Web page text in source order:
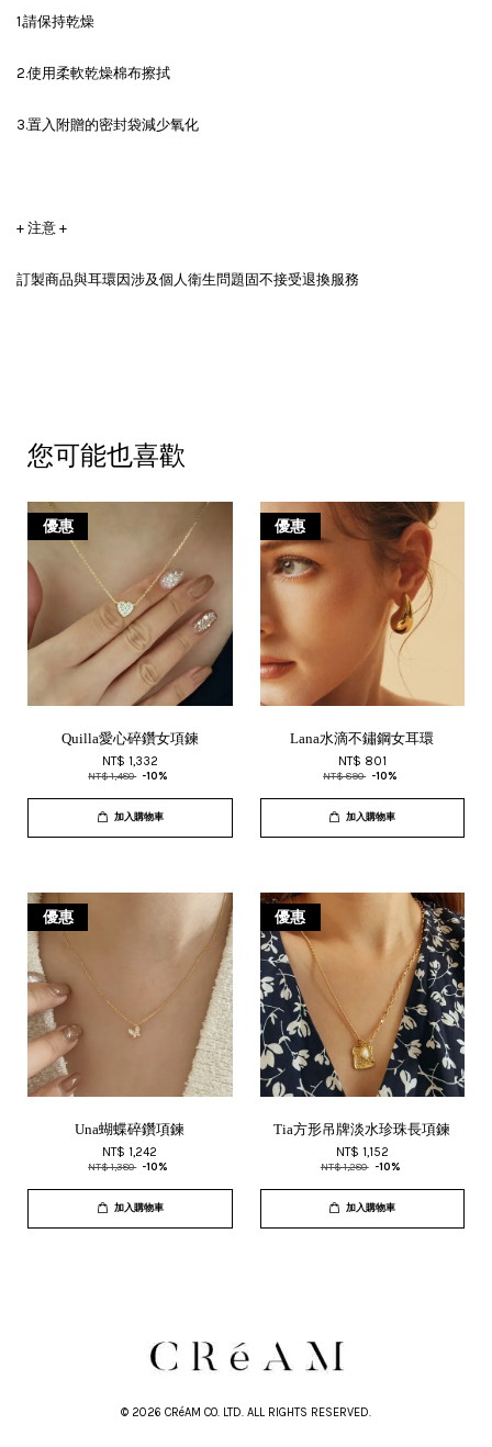
1.請保持乾燥
2.使用柔軟乾燥棉布擦拭
3.置入附贈的密封袋減少氧化
+ 注意 +
訂製商品與耳環因涉及個人衛生問題固不接受退換服務
您可能也喜歡
優惠
Quilla愛心碎鑽女項鍊
NT$ 1,332
NT$ 1,480 -10%
加入購物車
優惠
Lana水滴不鏽鋼女耳環
NT$ 801
NT$ 890 -10%
加入購物車
優惠
Una蝴蝶碎鑽項鍊
NT$ 1,242
NT$ 1,380 -10%
加入購物車
優惠
Tia方形吊牌淡水珍珠長項鍊
NT$ 1,152
NT$ 1,280 -10%
加入購物車
© 2026 CRéAM CO. LTD. ALL RIGHTS RESERVED.